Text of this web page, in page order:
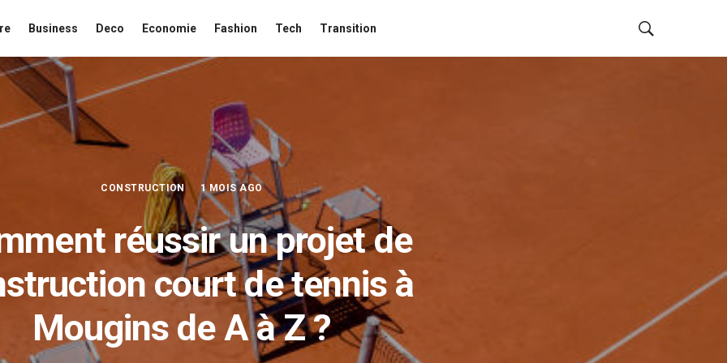
Business Deco Economie Fashion Tech Transition
CONSTRUCTION 1 MOIS AGO
réussir un projet de
court de tennis à
Mougins de A à Z ?